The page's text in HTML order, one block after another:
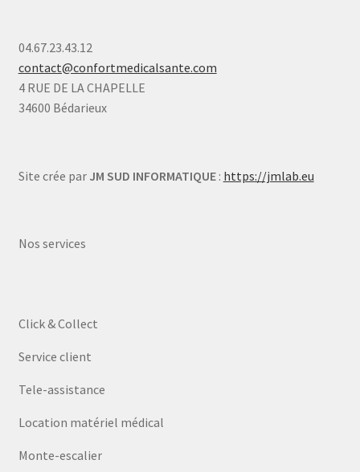
04.67.23.43.12
contact@confortmedicalsante.com
4 RUE DE LA CHAPELLE
34600 Bédarieux
Site crée par JM SUD INFORMATIQUE: https://jmlab.eu
Nos services
Click & Collect
Service client
Tele-assistance
Location matériel médical
Monte-escalier